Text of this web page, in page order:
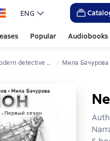
ENG
Popular Audiobooks
detective novels Мила Бачурова